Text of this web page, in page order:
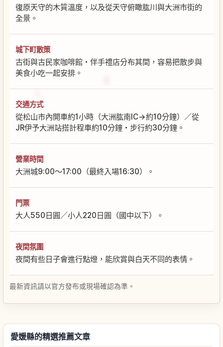
復原天守的木質溫度，以及從天守俯瞰肱川與大洲市街的
全景。
城下町散策
古街與古民家咖啡館・伴手禮店分布其間，容易把散步與
美食小吃一起安排。
交通方式
從松山市內開車約1小時（大洲肱南IC→約10分鐘）／從
JR伊予大洲站搭計程車約10分鐘・步行約30分鐘。
營業時間
大洲城9:00～17:00（最終入場16:30）。
門票
大人550日圓／小人220日圓（國中以下）。
夜間氛圍
夜間有些日子會進行點燈，能欣賞與白天不同的表情。
最新資訊請以官方發布或現場確認為準。
愛媛縣的精選推薦文章